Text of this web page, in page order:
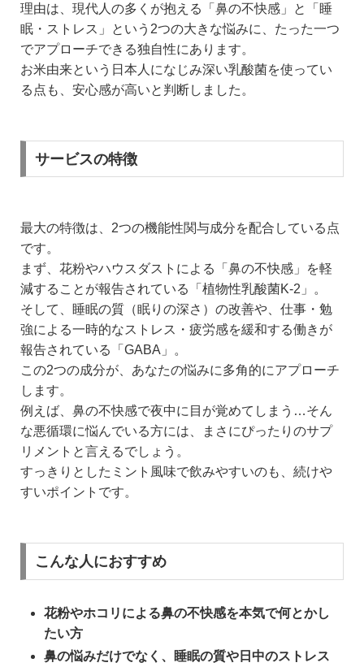
理由は、現代人の多くが抱える「鼻の不快感」と「睡
眠・ストレス」という2つの大きな悩みに、たった一つ
でアプローチできる独自性にあります。
お米由来という日本人になじみ深い乳酸菌を使ってい
る点も、安心感が高いと判断しました。
サービスの特徴
最大の特徴は、2つの機能性関与成分を配合している点
です。
まず、花粉やハウスダストによる「鼻の不快感」を軽
減することが報告されている「植物性乳酸菌K-2」。
そして、睡眠の質（眠りの深さ）の改善や、仕事・勉
強による一時的なストレス・疲労感を緩和する働きが
報告されている「GABA」。
この2つの成分が、あなたの悩みに多角的にアプローチ
します。
例えば、鼻の不快感で夜中に目が覚めてしまう…そん
な悪循環に悩んでいる方には、まさにぴったりのサプ
リメントと言えるでしょう。
すっきりとしたミント風味で飲みやすいのも、続けや
すいポイントです。
こんな人におすすめ
花粉やホコリによる鼻の不快感を本気で何とかし
たい方
鼻の悩みだけでなく、睡眠の質や日中のストレス